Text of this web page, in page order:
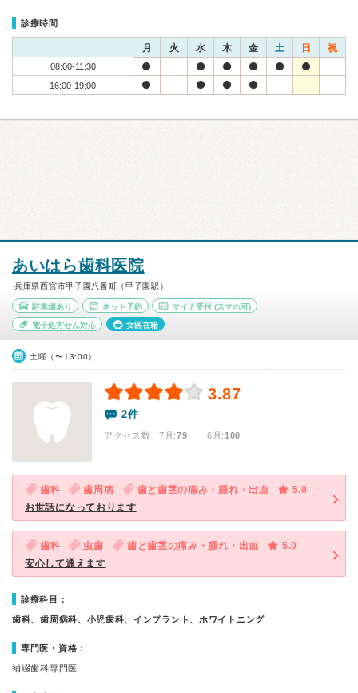
診療時間
月 火 水 木 金 土 日 祝
08:00-11:30
16:00-19:00
あいはら歯科医院
兵庫県西宮市甲子園八番町（甲子園駅）
駐車場あり ネット予約 マイナ受付 (スマホ可)
電子処方せん対応 女医在籍
土曜（〜13:00）
3.87
2件
アクセス数 7月:79 | 6月:100
歯科 歯周病 歯と歯茎の痛み・腫れ・出血
5.0
お世話になっております
歯科 虫歯 歯と歯茎の痛み・腫れ・出血
5.0
安心して通えます
診療科目：
歯科、歯周病科、小児歯科、インプラント、ホワイトニング
専門医・資格：
補綴歯科専門医